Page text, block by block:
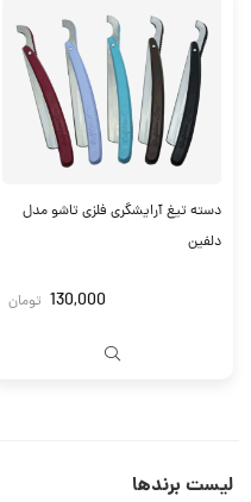
دسته تیغ آرایشگری فلزی تاشو مدل
دلفین
130,000 تومان
لیست برندها